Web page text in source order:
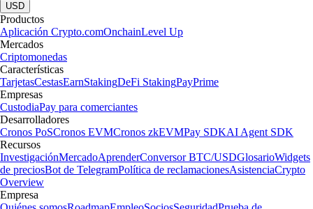
USD
Productos
Aplicación Crypto.comOnchainLevel Up
Mercados
Criptomonedas
Características
TarjetasCestasEarnStakingDeFi StakingPayPrime
Empresas
CustodiaPay para comerciantes
Desarrolladores
Cronos PoSCronos EVMCronos zkEVMPay SDKAI Agent SDK
Recursos
InvestigaciónMercadoAprenderConversor BTC/USDGlosarioWidgets
de preciosBot de TelegramPolítica de reclamacionesAsistenciaCrypto
Overview
Empresa